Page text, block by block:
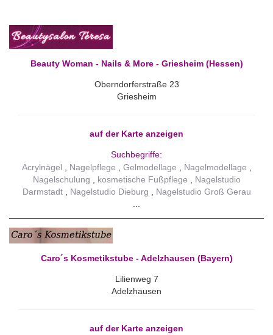
Beauty Woman - Nails & More - Griesheim (Hessen)
Oberndorferstraße 23
Griesheim
auf der Karte anzeigen
Suchbegriffe:
Acrylnägel
Nagelpflege Gelmodellage
Nagelmodellage
Nagelschulung
kosmetische Fußpflege
Nagelstudio
Darmstadt
Nagelstudio Dieburg Nagelstudio Groß Gerau
Caro´s Kosmetikstube - Adelzhausen (Bayern)
Lilienweg 7
Adelzhausen
auf der Karte anzeigen